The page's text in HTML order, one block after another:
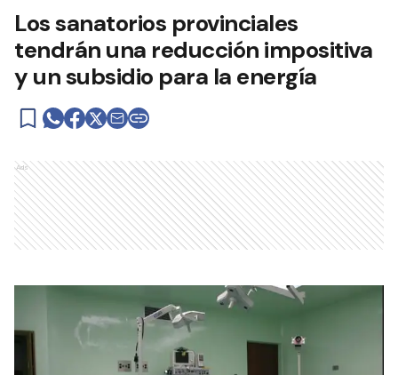
Los sanatorios provinciales
tendrán una reducción impositiva
y un subsidio para la energía
Ads